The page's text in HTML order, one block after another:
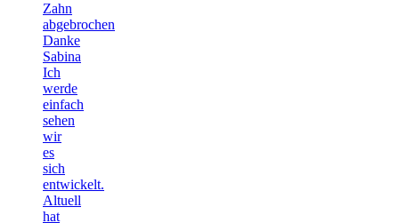
Zahn
abgebrochen
Danke
Sabina
Ich
werde
einfach
sehen
wir
es
sich
entwickelt.
Altuell
hat